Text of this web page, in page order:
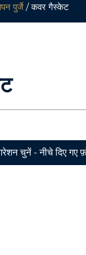
पुर्जे/ कवर गैस्केट
चुनें - नीचे दिए गए